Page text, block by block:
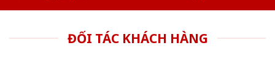
ĐỐI TÁC KHÁCH HÀNG